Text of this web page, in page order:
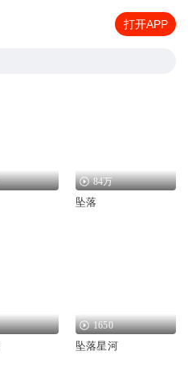
打开APP
84万
坠落
1650
坠落星河